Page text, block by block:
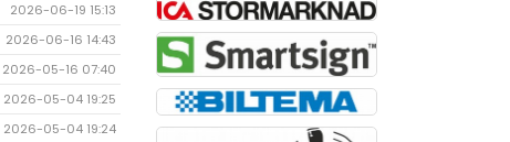
2026-06-19 15:13
2026-06-16 14:43
2026-05-16 07:40
2026-05-04 19:25
2026-05-04 19:24